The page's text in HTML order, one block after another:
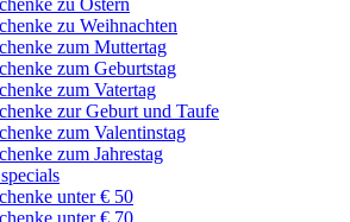
zu Ostern
zu Weihnachten
zum Muttertag
zum Geburtstag
zum Vatertag
zur Geburt und Taufe
zum Valentinstag
zum Jahrestag
unter € 50
unter € 70